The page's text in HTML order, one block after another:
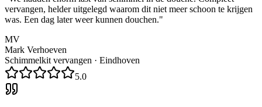
vervangen, helder uitgelegd waarom dit niet meer schoon te krijgen
was. Een dag later weer kunnen douchen."
MV
Mark Verhoeven
Schimmelkit vervangen · Eindhoven
5.0